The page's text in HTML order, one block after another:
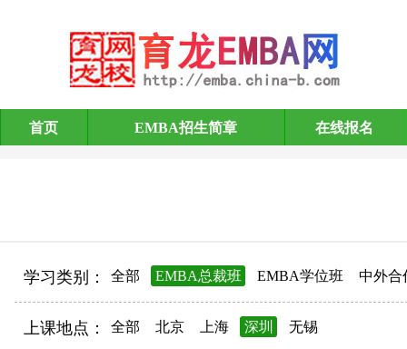
EMBA招生简章
首页 EMBA招生简章 在线报名
学习类别： 全部 EMBA总裁班 EMBA学位班 中外合
上课地点： 全部 北京 上海 深圳 无锡